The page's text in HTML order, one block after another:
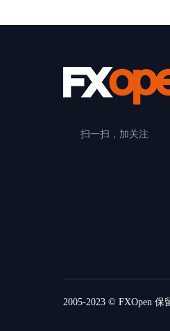
扫一扫，加关注
2005-2023 © FXOpen